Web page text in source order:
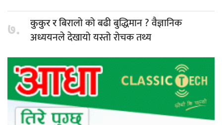
७. कुकुर रबिरालो को बढी बुद्धिमान ? वैज्ञानिक
अध्ययनले देखायो यस्तो रोचक तथ्य